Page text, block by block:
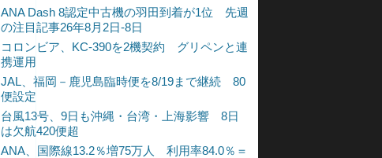
ANA Dash 8認定中古機の羽田到着が1位 先週
の注目記事26年8月2日-8日
コロンビア、KC-390を2機契約 グリペンと連
携運用
JAL、福岡－鹿児島臨時便を8/19まで継続 80
便設定
台風13号、9日も沖縄・台湾・上海影響 8日
は欠航420便超
ANA、国際線13.2％増75万人 利用率84.0％＝